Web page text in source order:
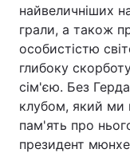
найвеличніших
грали, а також
особистістю
глибоку
сім'єю. Без
клубом, який ми
пам'ять про
президент